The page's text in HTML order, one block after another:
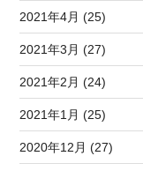
2021年4月 (25)
2021年3月 (27)
2021年2月 (24)
2021年1月 (25)
2020年12月 (27)